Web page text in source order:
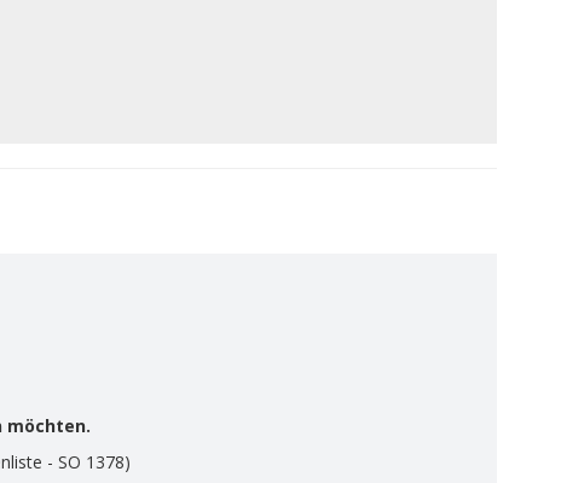
möchten.
- SO 1378)